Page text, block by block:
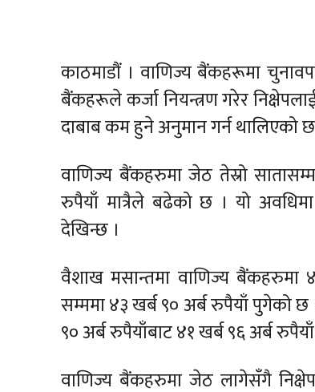
काठमाडौं । वाणिज्य बैंकहरूमा
बैंकहरूले कर्जा नियन्त्रण गरेर
दाबाब कम हुने अनुमान गर्न थालिएको
वाणिज्य बैंकहरुमा जेठ तेस्रो
रुपैयाँ मात्रैले बढेको छ । यो
देखिन्छ ।
वैशाख मसान्तमा वाणिज्य
सम्ममा ४३ खर्ब ९० अर्ब रुपैयाँ पुगेको
९० अर्ब रुपैयाँबाट ४१ खर्ब ९६ अर्ब
वाणिज्य बैंकहरुमा जेठ लागेसँगै